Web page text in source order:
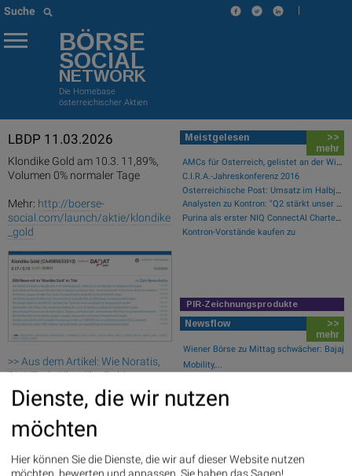
Suche |
BÖRSE
SOCIAL
NETWORK
Die Homebase
österreichischer Aktien
LBDP 11.03.2026
Klondike Gold am 10.3. 11,89%,
Volumen 0% normaler Tage
Mehr: http://boerse-
social.com/launch/aktie/klondike
_gold
>> Aus dem Artikel: Wie Noratis,
BioNTech, Klondike Gold,
SolarEdge, Ibiden Co.Ltd und TLG
Immobilien für Gesprächsstoff
sorgten
voestalpine : 0.23%» Details
CA Immo : 0.21% » Details
Meistgelesen
>>
mehr
AMCs für Österreich, gelistet an der Wiener Börse
C.I.R.A.-Jahreskonferenz 2016
Österreichische Post: Umsatz im Halbjahr gestiegen, Ergebnis rückläufig
Analysten zu Kontron: "Q2 stärkt unser Vertrauen in die verbesserte operative Qualität"
Purina als erster NIQ ConnectAI Charter-Kunde vorgestellt
Kontron-Vorstände kaufen zu
PIR-Zeichnungsprodukte
Newsflow
>>
mehr
Wiener Börse zu Mittag schwächer: Bajaj
Mobility,...
07.08.26: Alpha...
Post, AT&S, Str...
Dienste, die wir nutzen
möchten
Hier können Sie die Dienste, die wir auf dieser Website nutzen
möchten, bewerten und anpassen. Sie haben das Sagen!